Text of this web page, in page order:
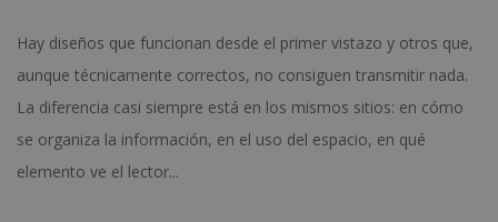
Hay diseños que funcionan desde el primer vistazo y otros que,
aunque técnicamente correctos, no consiguen transmitir nada.
La diferencia casi siempre está en los mismos sitios: en cómo
se organiza la información, en el uso del espacio, en qué
elemento ve el lector...